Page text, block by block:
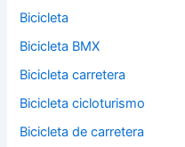
Bicicleta
Bicicleta BMX
Bicicleta carretera
Bicicleta cicloturismo
Bicicleta de carretera